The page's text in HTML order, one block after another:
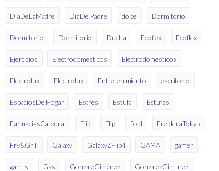
DíaDeLaMadre DiaDelPadre dolce Dormitorio
Dormitorio Dormitorio Ducha Ecoflex Ecoflex
Ejercicios Electrodomésticos Electrodomesticos
Electrolux Electrolux Entretenimiento escritorio
EspaciosDelHogar Estrés Estufa Estufas
FarmaciasCatedral Flip Flip Fold FreidoraTokyo
Fry&Grill Galaxy GalaxyZFlip4 GAMA gamer
games Gas GonzáleGiménez GonzalezGimenez